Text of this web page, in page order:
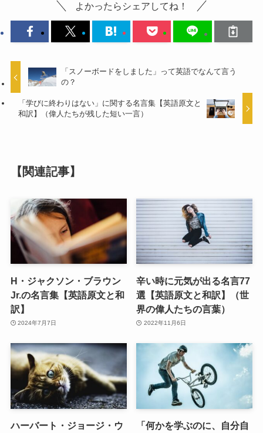
よかったらシェアしてね！
「スノーボードをしました」って英語でなんて言う
の？
「学びに終わりはない」に関する名言集【英語原文と
和訳】（偉人たちが残した短い一言）
【関連記事】
H・ジャクソン・ブラウン
Jr.の名言集【英語原文と和
訳】
2024年7月7日
辛い時に元気が出る名言77
選【英語原文と和訳】（世
界の偉人たちの言葉）
2022年11月6日
ハーバート・ジョージ・ウ
「何かを学ぶのに、自分自